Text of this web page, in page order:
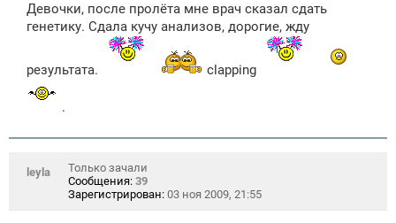
б
щ
е
Девочки, после пролёта мне врач сказал сдать
генетику. Сдала кучу анализов, дорогие, жду
результата. clapping
.
leyla
Только зачали
Сообщения: 39
Зарегистрирован: 03 ноя 2009, 21:55